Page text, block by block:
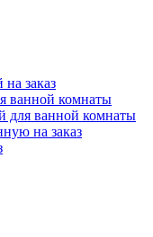
заказ
ванной комнаты
для ванной комнаты
на заказ